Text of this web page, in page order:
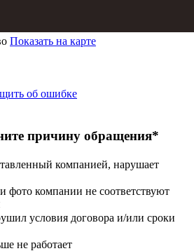
Показать на карте
об ошибке
причину обращения*
компанией, нарушает
фото компании не соответствуют
условия договора и/или сроки
не работает